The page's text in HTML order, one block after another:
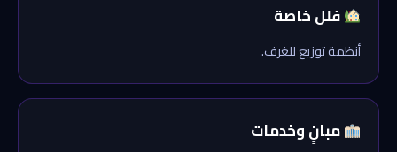
فلل خاصة
أنظمة توزيع للغرف.
مبانٍ وخدمات